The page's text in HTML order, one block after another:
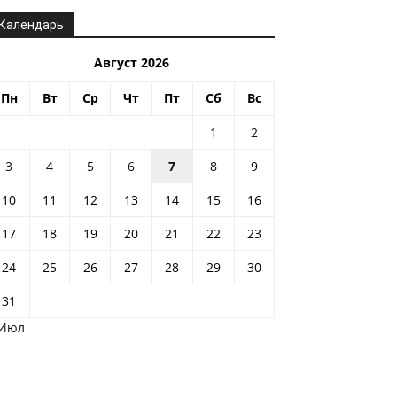
Август 2026
Пн Вт Ср Чт Пт Сб Вс
1
2
3
4 5 6 7 8
9
10
11 12 13 14 15
16
17
18 19 20 21 22
23
24
25 26 27 28 29
30
31